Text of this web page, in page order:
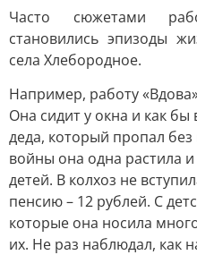
Часто сюжетами
становились эпизоды
села Хлебородное.
Например, работу
Она сидит у окна и как
деда, который пропал
войны она одна растила
детей. В колхоз не
пенсию – 12 рублей. С
которые она носила
их. Не раз наблюдал, как